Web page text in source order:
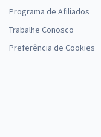
Programa de Afiliados
Trabalhe Conosco
Preferência de Cookies